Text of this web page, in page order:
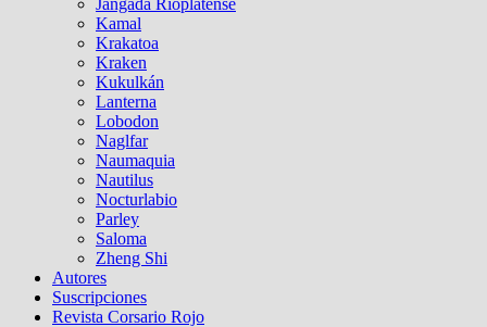
Jangada Rioplatense
Kamal
Krakatoa
Kraken
Kukulkán
Lanterna
Lobodon
Naglfar
Naumaquia
Nautilus
Nocturlabio
Parley
Saloma
Zheng Shi
Autores
Suscripciones
Revista Corsario Rojo